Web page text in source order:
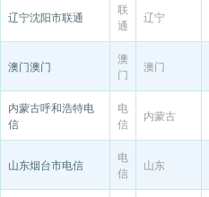
辽宁沈阳市联通
联
通
辽宁
澳门澳门
澳
门
澳门
内蒙古呼和浩特电
信
电
信
内蒙古
山东烟台市电信
电
信
山东